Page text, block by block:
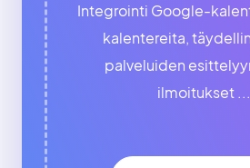
Integrointi Google-
kalentereita,
palveluiden
ilmoitukset ...